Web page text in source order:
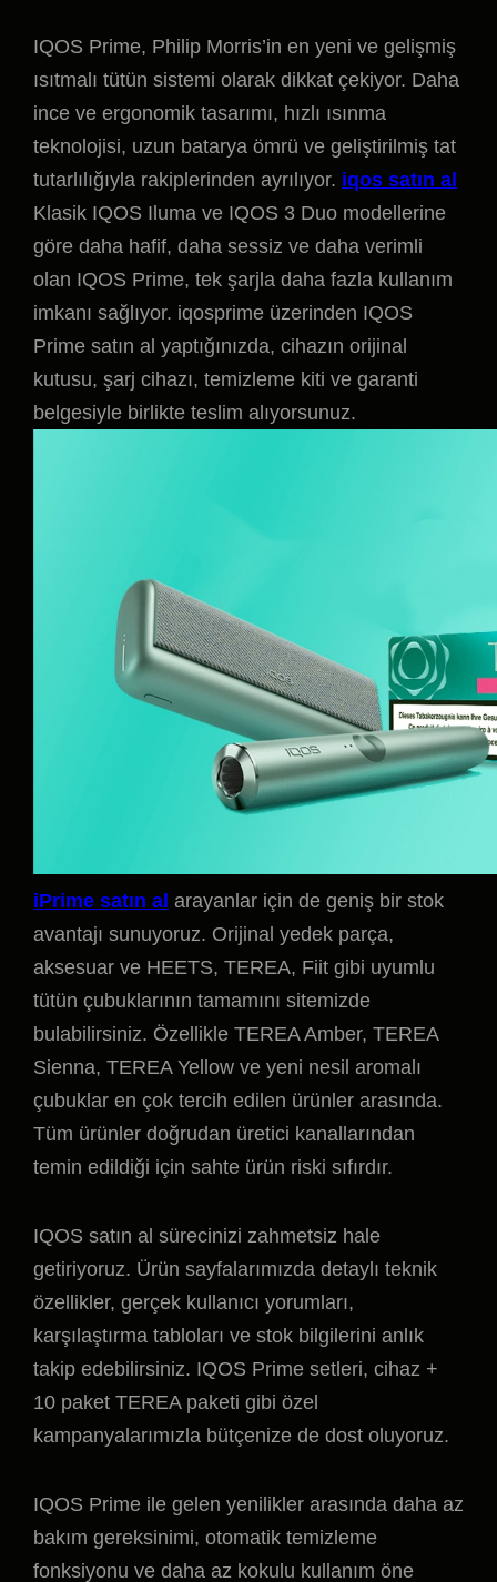
IQOS Prime, Philip Morris’in en yeni ve gelişmiş
ısıtmalı tütün sistemi olarak dikkat çekiyor. Daha
ince ve ergonomik tasarımı, hızlı ısınma
teknolojisi, uzun batarya ömrü ve geliştirilmiş tat
tutarlılığıyla rakiplerinden ayrılıyor. iqos satın al
Klasik IQOS Iluma ve IQOS 3 Duo modellerine
göre daha hafif, daha sessiz ve daha verimli
olan IQOS Prime, tek şarjla daha fazla kullanım
imkanı sağlıyor. iqosprime üzerinden IQOS
Prime satın al yaptığınızda, cihazın orijinal
kutusu, şarj cihazı, temizleme kiti ve garanti
belgesiyle birlikte teslim alıyorsunuz.
iPrime satın al arayanlar için de geniş bir stok
avantajı sunuyoruz. Orijinal yedek parça,
aksesuar ve HEETS, TEREA, Fiit gibi uyumlu
tütün çubuklarının tamamını sitemizde
bulabilirsiniz. Özellikle TEREA Amber, TEREA
Sienna, TEREA Yellow ve yeni nesil aromalı
çubuklar en çok tercih edilen ürünler arasında.
Tüm ürünler doğrudan üretici kanallarından
temin edildiği için sahte ürün riski sıfırdır.
IQOS satın al sürecinizi zahmetsiz hale
getiriyoruz. Ürün sayfalarımızda detaylı teknik
özellikler, gerçek kullanıcı yorumları,
karşılaştırma tabloları ve stok bilgilerini anlık
takip edebilirsiniz. IQOS Prime setleri, cihaz +
10 paket TEREA paketi gibi özel
kampanyalarımızla bütçenize de dost oluyoruz.
IQOS Prime ile gelen yenilikler arasında daha az
bakım gereksinimi, otomatik temizleme
fonksiyonu ve daha az kokulu kullanım öne